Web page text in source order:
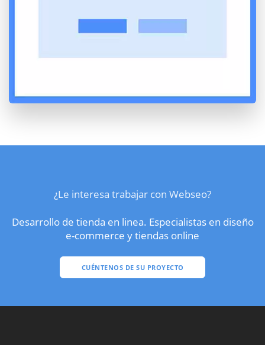
¿Le interesa trabajar con Webseo?
Desarrollo de tienda en linea. Especialistas en diseño
e-commerce y tiendas online
CUÉNTENOS DE SU PROYECTO